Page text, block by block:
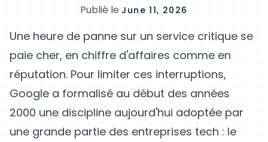
Publié le June 11, 2026
Une heure de panne sur un service critique se
paie cher, en chiffre d'affaires comme en
réputation. Pour limiter ces interruptions,
Google a formalisé au début des années
2000 une discipline aujourd'hui adoptée par
une grande partie des entreprises tech : le